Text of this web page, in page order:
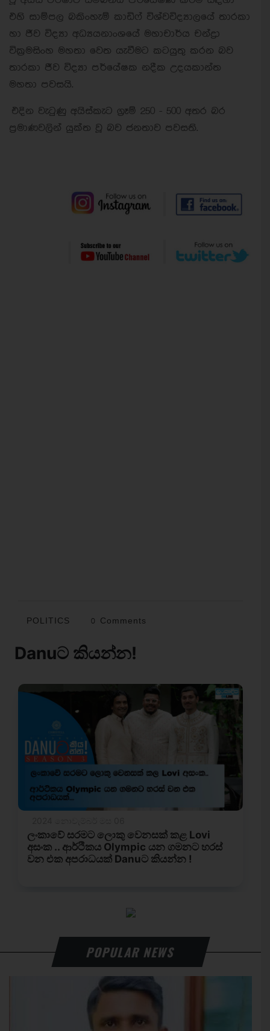
එහි සාම්පල බකිංහැම් කාඩිෆ් විශ්වවිද්‍යාලයේ තාරකා
හා ජීව විද්‍යා අධ්‍යයනාංශයේ මහාචාර්ය චන්ද්‍රා
වික්‍රමසිංහ මහතා වෙත යැවීමට කටයුතු කරන බව
තාරකා ජීව විද්‍යා පර්යේෂක නදීක උදයකාන්ත
මහතා පවසයි.
එදින වැටුණු අයිස්කැට ග්‍රෑම් 250 - 500 අතර බර
ප්‍රමාණවලින් යුක්ත වූ බව ජනතාව පවසති.
POLITICS 0 Comments
POPULAR NEWS